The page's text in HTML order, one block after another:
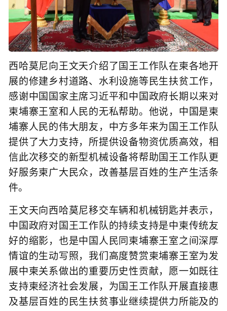
西哈莫尼向王文天介绍了国王工作队在柬各地开
展的修建乡村道路、水利设施等民生扶贫工作，
感谢中国国家主席习近平和中国政府长期以来对
柬埔寨王室和人民的无私帮助。他说，中国是柬
埔寨人民的伟大朋友，中方多年来为国王工作队
提供了大力支持，所提供设备物资优质高效，相
信此次移交的新型机械设备将帮助国王工作队更
好服务柬广大民众，改善基层百姓的生产生活条
件。
王文天向西哈莫尼移交车辆和机械钥匙并表示，
中国政府对国王工作队的持续支持是中柬传统友
好的缩影，也是中国人民同柬埔寨王室之间深厚
情谊的生动写照，我们高度赞赏柬埔寨王室为发
展中柬关系做出的重要历史性贡献，愿一如既往
支持柬经济社会发展，为国王工作队开展直接惠
及基层百姓的民生扶贫事业继续提供力所能及的